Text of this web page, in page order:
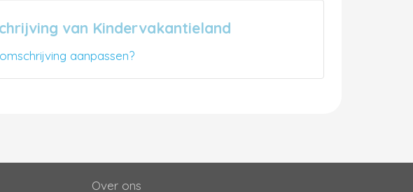
van Kindervakantieland
aanpassen?
Over ons